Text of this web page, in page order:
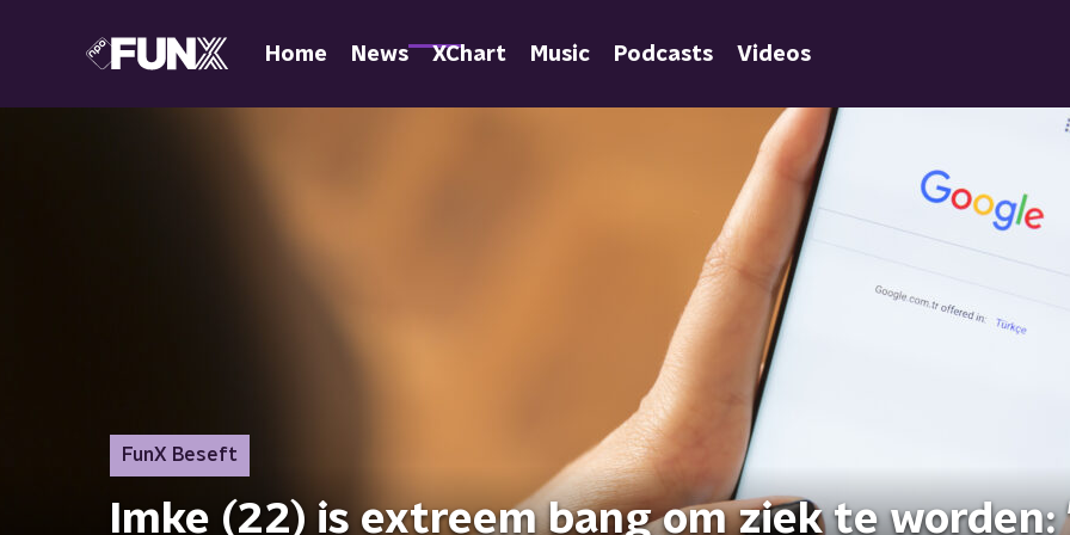
Home News XChart Music Podcasts Videos
FunX Beseft
Imke (22) is extreem bang om ziek te worden: